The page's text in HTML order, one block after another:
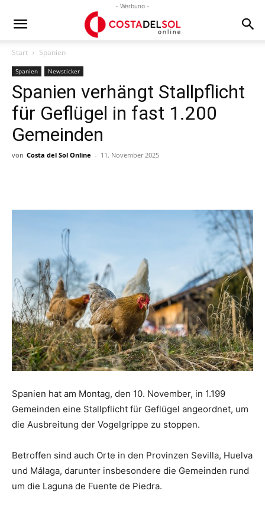
- Werbung -
Start Spanien
Spanien Newsticker
Spanien verhängt Stallpflicht
für Geflügel in fast 1.200
Gemeinden
von Costa del Sol Online - 11. November 2025
Spanien hat am Montag, den 10. November, in 1.199
Gemeinden eine Stallpflicht für Geflügel angeordnet, um
die Ausbreitung der Vogelgrippe zu stoppen.
Betroffen sind auch Orte in den Provinzen Sevilla, Huelva
und Málaga, darunter insbesondere die Gemeinden rund
um die Laguna de Fuente de Piedra.